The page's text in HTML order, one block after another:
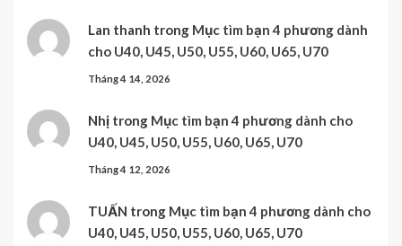
Lan thanh trong Mục tìm bạn 4 phương dành
cho U40, U45, U50, U55, U60, U65, U70
Tháng 4 14, 2026
Nhị trong Mục tìm bạn 4 phương dành cho
U40, U45, U50, U55, U60, U65, U70
Tháng 4 12, 2026
TUẤN trong Mục tìm bạn 4 phương dành cho
U40, U45, U50, U55, U60, U65, U70